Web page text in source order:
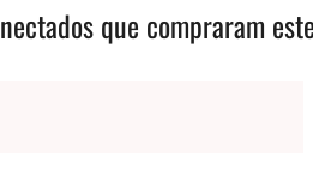
que compraram